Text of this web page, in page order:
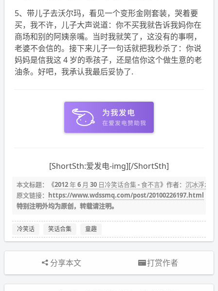
5、带儿子去沃尔玛，看见一个变形金刚套装，哭着要
买，我不许，儿子大声说道：你不买我就告诉我妈你在
商场和别的阿姨亲嘴。当时我就笑了，这没有的事啊，
老婆不会信的。接下来儿子一句话就把我秒杀了：你说
妈妈是信我这 4 岁的乖孩子，还是信你这个做生意的老
油条。好吧，我承认我最后妥协了.
[ShortSth:爱发电-img][/ShortSth]
本文标题：《2012 年 6 月 30 日冷笑话合集 - 食不言》作者： 沉冰浮水
原文链接： https://www.wdssmq.com/post/20100226197.html
特别注明外均为原创，转载请注明。
冷笑话 笑话合集 童趣
分享本文 打赏作者